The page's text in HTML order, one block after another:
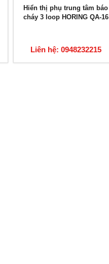
Hiển thị phụ trung tâm báo
cháy 3 loop HORING QA-16
Liên hệ: 0948232215